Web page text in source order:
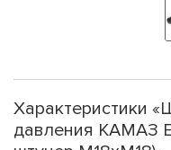
Характеристики
давления КАМАЗ